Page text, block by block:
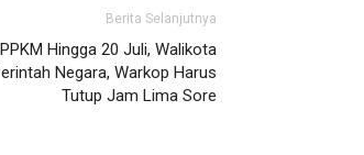
Berita Selanjutnya
Hingga 20 Juli, Walikota
Negara, Warkop Harus
Tutup Jam Lima Sore